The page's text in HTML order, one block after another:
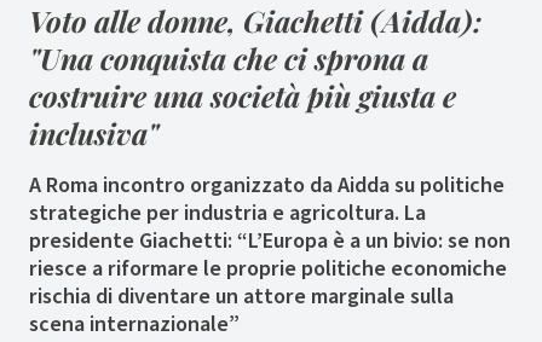
Voto alle donne, Giachetti (Aidda):
"Una conquista che ci sprona a
costruire una società più giusta e
inclusiva"
A Roma incontro organizzato da Aidda su politiche
strategiche per industria e agricoltura. La
presidente Giachetti: “L’Europa è a un bivio: se non
riesce a riformare le proprie politiche economiche
rischia di diventare un attore marginale sulla
scena internazionale”